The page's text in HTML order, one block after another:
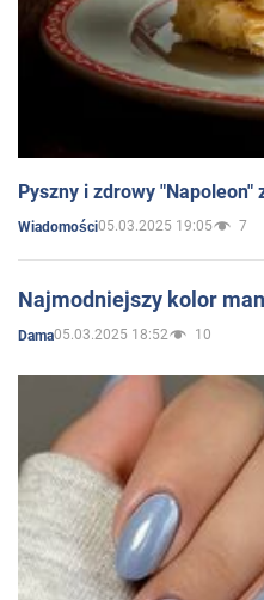
Pyszny i zdrowy
Wiadomości05.03.2025 19:05 7
Najmodniejszy kolor
Dama05.03.2025 18:52 10